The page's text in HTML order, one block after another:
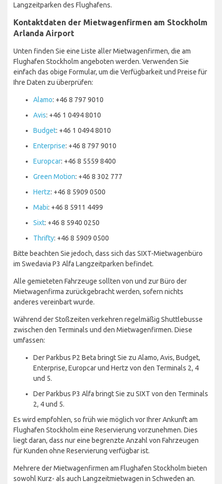
Langzeitparken des Flughafens.
Kontaktdaten der Mietwagenfirmen am Stockholm
Arlanda Airport
Unten finden Sie eine Liste aller Mietwagenfirmen, die am
Flughafen Stockholm angeboten werden. Verwenden Sie
einfach das obige Formular, um die Verfügbarkeit und Preise für
Ihre Daten zu überprüfen:
Alamo: +46 8 797 9010
Avis: +46 1 0494 8010
Budget: +46 1 0494 8010
Enterprise: +46 8 797 9010
Europcar: +46 8 5559 8400
Green Motion: +46 8 302 777
Hertz: +46 8 5909 0500
Mabi: +46 8 5911 4499
Sixt: +46 8 5940 0250
Thrifty: +46 8 5909 0500
Bitte beachten Sie jedoch, dass sich das SIXT-Mietwagenbüro
im Swedavia P3 Alfa Langzeitparken befindet.
Alle gemieteten Fahrzeuge sollten von und zur Büro der
Mietwagenfirma zurückgebracht werden, sofern nichts
anderes vereinbart wurde.
Während der Stoßzeiten verkehren regelmäßig Shuttlebusse
zwischen den Terminals und den Mietwagenfirmen. Diese
umfassen:
Der Parkbus P2 Beta bringt Sie zu Alamo, Avis, Budget,
Enterprise, Europcar und Hertz von den Terminals 2, 4
und 5.
Der Parkbus P3 Alfa bringt Sie zu SIXT von den Terminals
2, 4 und 5.
Es wird empfohlen, so früh wie möglich vor Ihrer Ankunft am
Flughafen Stockholm eine Reservierung vorzunehmen. Dies
liegt daran, dass nur eine begrenzte Anzahl von Fahrzeugen
für Kunden ohne Reservierung verfügbar ist.
Mehrere der Mietwagenfirmen am Flughafen Stockholm bieten
sowohl Kurz- als auch Langzeitmietwagen in Schweden an.